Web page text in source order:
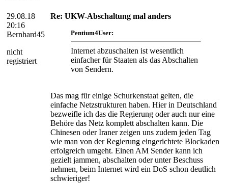
29.08.18
20:16
Bernhard45
nicht
registriert
Re: UKW-Abschaltung mal anders
Pentium4User:
Internet abzuschalten ist wesentlich
einfacher für Staaten als das Abschalten
von Sendern.
Das mag für einige Schurkenstaat gelten, die
einfache Netzstrukturen haben. Hier in Deutschland
bezweifle ich das die Regierung oder auch nur eine
Behöre das Netz komplett abschalten kann. Die
Chinesen oder Iraner zeigen uns zudem jeden Tag
wie man von der Regierung eingerichtete Blockaden
erfolgreich umgeht. Einen AM Sender kann ich
gezielt jammen, abschalten oder unter Beschuss
nehmen, beim Internet wird ein DoS schon deutlich
schwieriger!